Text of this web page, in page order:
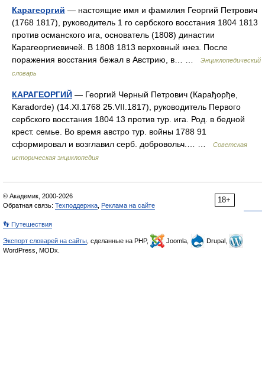
Карагеоргий — настоящие имя и фамилия Георгий Петрович
(1768 1817), руководитель 1 го сербского восстания 1804 1813
против османского ига, основатель (1808) династии
Карагеоргиевичей. В 1808 1813 верховный кнез. После
поражения восстания бежал в Австрию, в… …
Энциклопедический
словарь
КАРАГЕОРГИЙ — Георгий Черный Петрович (Карађорђе,
Karadorde) (14.XI.1768 25.VII.1817), руководитель Первого
сербского восстания 1804 13 против тур. ига. Род. в бедной
крест. семье. Во время австро тур. войны 1788 91
сформировал и возглавил серб. добровольч.… …
Советская
историческая энциклопедия
18+
© Академик, 2000-2026
Обратная связь: Техподдержка Реклама на сайте
👣 Путешествия
Экспорт словарей на сайты , сделанные на PHP, Joomla,
Drupal,
WordPress, MODx.